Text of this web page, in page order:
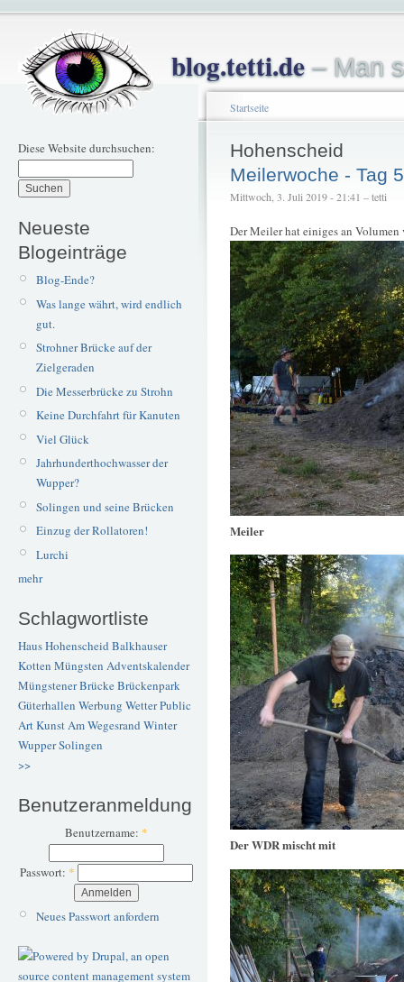
blog.tetti.de– Man
Diese Website durchsuchen:
Neueste
Blogeinträge
Blog-Ende?
Was lange währt, wird endlich
gut.
Strohner Brücke auf der
Zielgeraden
Die Messerbrücke zu Strohn
Keine Durchfahrt für Kanuten
Viel Glück
Jahrhunderthochwasser der
Wupper?
Solingen und seine Brücken
Einzug der Rollatoren!
Lurchi
mehr
Schlagwortliste
Haus Hohenscheid Balkhauser
Kotten Müngsten Adventskalender
Müngstener BrückeBrückenpark
Güterhallen Werbung WetterPublic
ArtKunstAm Wegesrand Winter
WupperSolingen
>>
Benutzeranmeldung
Benutzername: *
Passwort: *
Neues Passwort anfordern
Startseite
Hohenscheid
Meilerwoche - Tag 5
Mittwoch, 3. Juli 2019 - 21:41 – tetti
Der Meiler hat einiges an Volumen
Meiler
Der WDR mischt mit